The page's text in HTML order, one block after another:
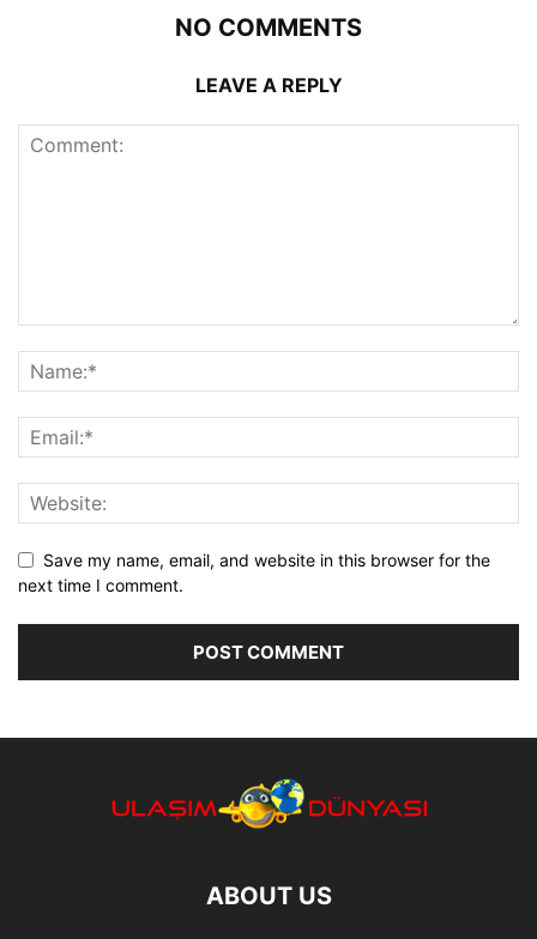
NO COMMENTS
LEAVE A REPLY
Save my name, email, and website in this browser for the
next time I comment.
ABOUT US